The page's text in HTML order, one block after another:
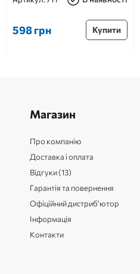
598 грн Купити
Магазин
Про компанію
Доставка і оплата
Відгуки (13)
Гарантія та повернення
Офіційний дистриб'ютор
Інформація
Контакти